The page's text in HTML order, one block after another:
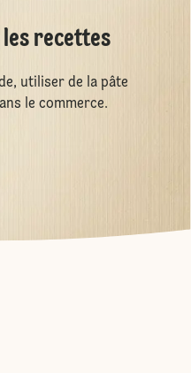
recettes
utiliser de la pâte
le commerce.